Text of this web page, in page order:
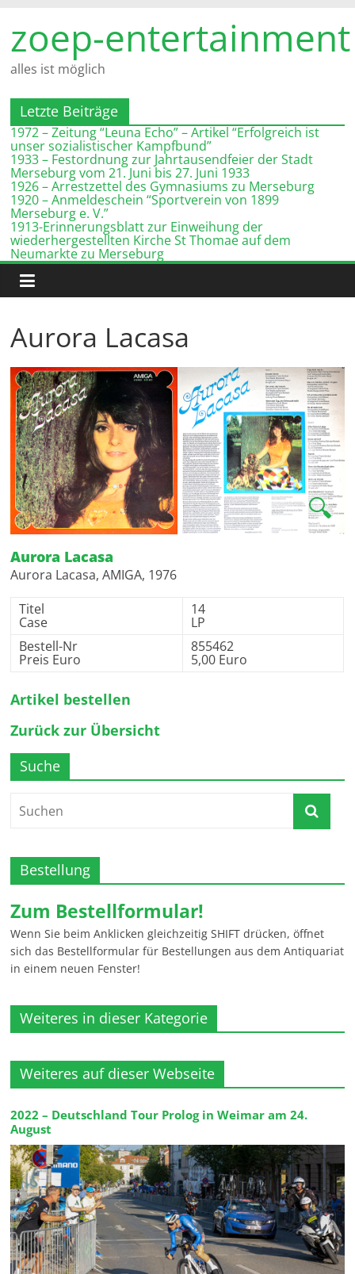
Inhalt
springen
zoep-entertainment
alles ist möglich
Letzte Beiträge
1972 – Zeitung “Leuna Echo” – Artikel “Erfolgreich ist
unser sozialistischer Kampfbund”
1933 – Festordnung zur Jahrtausendfeier der Stadt
Merseburg vom 21. Juni bis 27. Juni 1933
1926 – Arrestzettel des Gymnasiums zu Merseburg
1920 – Anmeldeschein “Sportverein von 1899
Merseburg e. V.”
1913-Erinnerungsblatt zur Einweihung der
wiederhergestellten Kirche St Thomae auf dem
Neumarkte zu Merseburg
Aurora Lacasa
🔍
Aurora Lacasa
Aurora Lacasa, AMIGA, 1976
Titel
Case
14
LP
Bestell-Nr
Preis Euro
855462
5,00 Euro
Artikel bestellen
Zurück zur Übersicht
Suche
Bestellung
Zum Bestellformular!
Wenn Sie beim Anklicken gleichzeitig SHIFT drücken, öffnet
sich das Bestellformular für Bestellungen aus dem Antiquariat
in einem neuen Fenster!
Weiteres in dieser Kategorie
Weiteres auf dieser Webseite
2022 – Deutschland Tour Prolog in Weimar am 24.
August